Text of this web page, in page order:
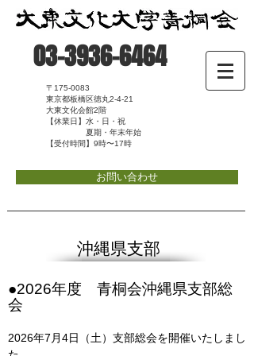
03-3936-6464
〒175-0083
東京都板橋区徳丸2-4-21
大東文化会館2階
【休業日】水・日・祝
夏期・年末年始
【受付時間】9時〜17時
お問い合わせ
沖縄県支部
​●2026年度 青桐会沖縄県支部総
会
​2026年7月4日（土）支部総会を開催いたしまし